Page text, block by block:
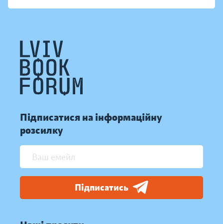
Підписатися на інформаційну
розсилку
Підписатись